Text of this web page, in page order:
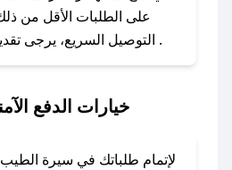
لا تقلق! يمكنك التواصل
على الطلبات الأقل من
التوصيل السريع، يرجى تقديم طلبك قبل الساعة .
خيارات الدفع
لإتمام طلباتك في سيرة